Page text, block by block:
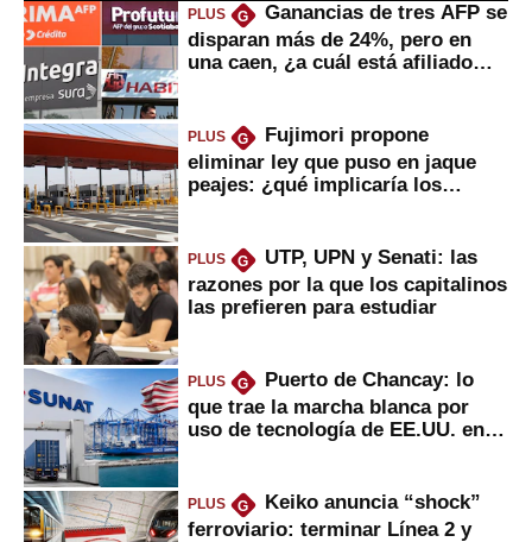
PLUS G
Ganancias de tres AFP se
disparan más de 24%, pero en
una caen, ¿a cuál está afiliado
PLUS G
Fujimori propone
eliminar ley que puso en jaque
peajes: ¿qué implicaría los
PLUS G
UTP, UPN y Senati: las
razones por la que los capitalinos
las prefieren para estudiar
PLUS G
Puerto de Chancay: lo
que trae la marcha blanca por
uso de tecnología de EE.UU. en
PLUS G
Keiko anuncia “shock”
ferroviario: terminar Línea 2 y